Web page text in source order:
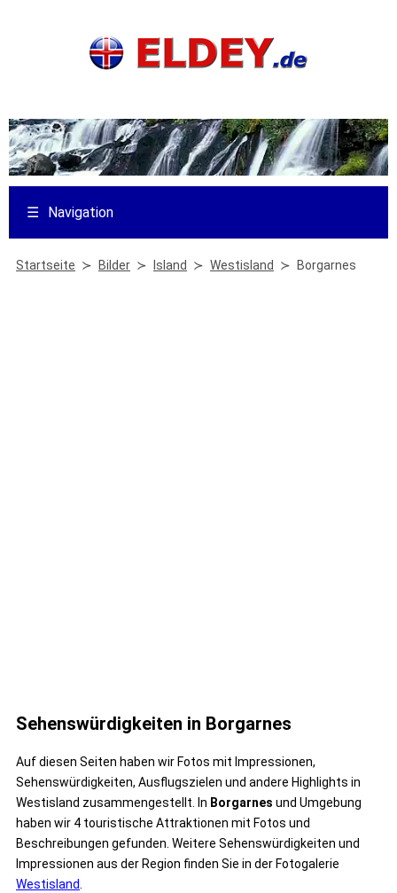
☰ Navigation
Startseite Bilder Island Westisland Borgarnes
Sehenswürdigkeiten in Borgarnes
Auf diesen Seiten haben wir Fotos mit Impressionen,
Sehenswürdigkeiten, Ausflugszielen und andere Highlights in
Westisland zusammengestellt. In Borgarnes und Umgebung
haben wir 4 touristische Attraktionen mit Fotos und
Beschreibungen gefunden. Weitere Sehenswürdigkeiten und
Impressionen aus der Region finden Sie in der Fotogalerie
Westisland